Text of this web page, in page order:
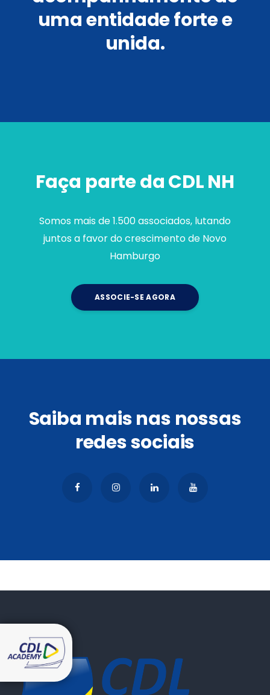
uma entidade forte e
unida.
Faça parte da CDL NH
Somos mais de 1.500 associados, lutando
juntos a favor do crescimento de Novo
Hamburgo
ASSOCIE-SE AGORA
Saiba mais nas nossas
redes sociais